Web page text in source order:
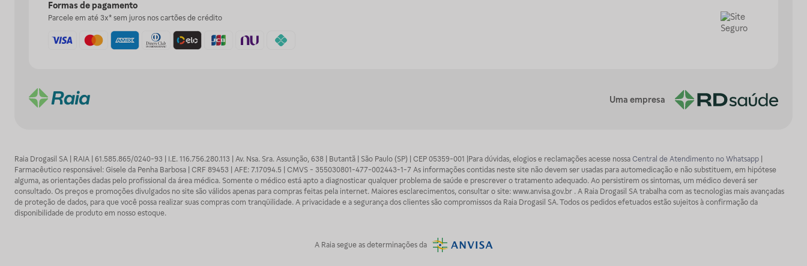
Formas de pagamento
Parcele em até 3x* sem juros nos cartões de crédito
Uma empresa
Raia Drogasil SA | RAIA | 61.585.865/0240-93 | I.E. 116.756.280.113 | Av. Nsa. Sra. Assunção, 638 | Butantã | São Paulo (SP) | CEP 05359-001 |Para dúvidas, elogios e reclamações acesse nossa Central de Atendimento no Whatsapp
Farmacêutico responsável: Gisele da Penha Barbosa | CRF 89453 | AFE: 7.17094.5 | CMVS - 355030801-477-002443-1-7 As informações contidas neste site não devem ser usadas para automedicação e não substituem, em hipótese
alguma, as orientações dadas pelo profissional da área médica. Somente o médico está apto a diagnosticar qualquer problema de saúde e prescrever o tratamento adequado. Ao persistirem os sintomas, um médico deverá ser
consultado. Os preços e promoções divulgados no site são válidos apenas para compras feitas pela internet. Maiores esclarecimentos, consultar o site: www.anvisa.gov.br . A Raia Drogasil SA trabalha com as tecnologias mais avançadas
de proteção de dados, para que você possa realizar suas compras com tranqüilidade. A privacidade e a segurança dos clientes são compromissos da Raia Drogasil SA. Todos os pedidos efetuados estão sujeitos à confirmação da
disponibilidade de produto em nosso estoque.
A Raiasegue as determinações da